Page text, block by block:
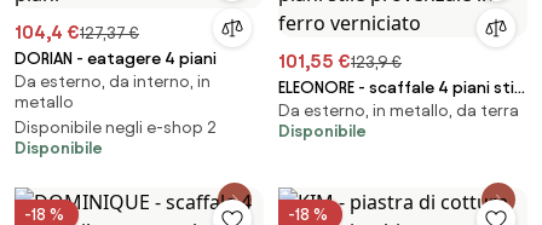
104,4 €127,37 €
DORIAN - eatagere 4 piani
Da esterno, da interno, in
metallo
Disponibile negli e-shop 2
Disponibile
101,55 €123,9 €
ELEONORE - scaffale 4 piani stile
provenzale in ferro verniciato
Da esterno, in metallo, da terra
Disponibile
-18 % -18 %